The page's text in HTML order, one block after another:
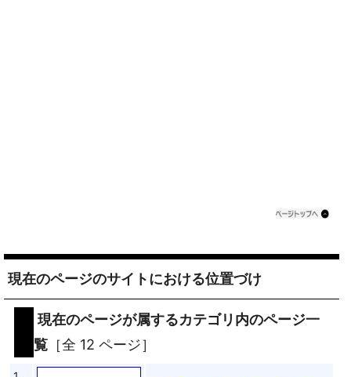
現在のページのサイトにおける位置づけ
現在のページが属するカテゴリ内のページ一
覧 ［全 12 ページ］